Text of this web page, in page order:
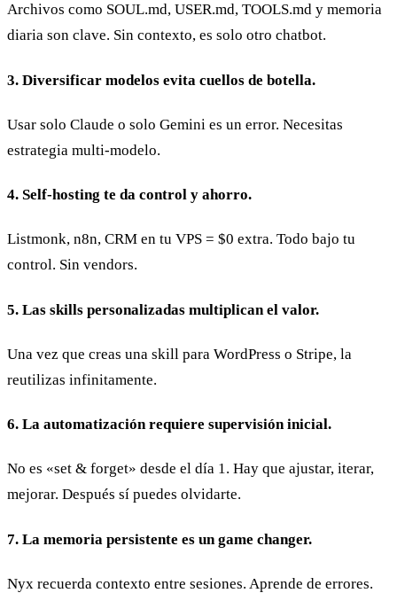
Archivos como SOUL.md, USER.md, TOOLS.md y memoria
diaria son clave. Sin contexto, es solo otro chatbot.
3. Diversificar modelos evita cuellos de botella.
Usar solo Claude o solo Gemini es un error. Necesitas
estrategia multi-modelo.
4. Self-hosting te da control y ahorro.
Listmonk, n8n, CRM en tu VPS = $0 extra. Todo bajo tu
control. Sin vendors.
5. Las skills personalizadas multiplican el valor.
Una vez que creas una skill para WordPress o Stripe, la
reutilizas infinitamente.
6. La automatización requiere supervisión inicial.
No es «set & forget» desde el día 1. Hay que ajustar, iterar,
mejorar. Después sí puedes olvidarte.
7. La memoria persistente es un game changer.
Nyx recuerda contexto entre sesiones. Aprende de errores.